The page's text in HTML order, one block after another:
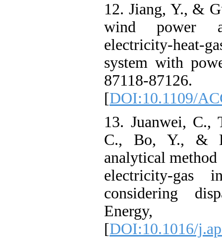
12. Jiang, Y.,
wind
electricity-
system with
87118-87126.
[DOI:10.1109/
13. Juanwei,
C., Bo, Y.,
analytical
electricity-
considering
[DOI:10.1016/